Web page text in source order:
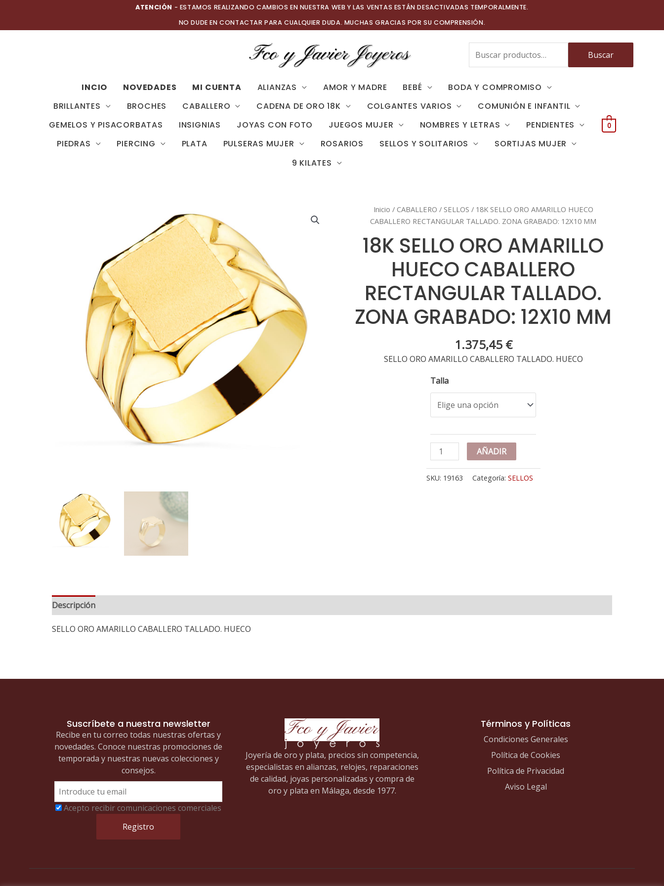
contenido
ATENCIÓN - ESTAMOS REALIZANDO CAMBIOS EN NUESTRA WEB Y LAS VENTAS ESTÁN DESACTIVADAS TEMPORALMENTE.
NO DUDE EN CONTACTAR PARA CUALQUIER DUDA. MUCHAS GRACIAS POR SU COMPRENSIÓN.
Buscar
por:
Buscar
INCIO NOVEDADES MI CUENTA ALIANZAS AMOR Y MADRE BEBÉ
BODA Y COMPROMISO
BRILLANTES
BROCHES CABALLERO CADENA DE ORO 18K COLGANTES VARIOS
COMUNIÓN E INFANTIL
GEMELOS Y PISACORBATAS
INSIGNIAS JOYAS CON FOTO JUEGOS MUJER NOMBRES Y LETRAS
PENDIENTES
PIEDRAS
PIERCING PLATA PULSERAS MUJER ROSARIOS SELLOS Y SOLITARIOS
SORTIJAS MUJER
9 KILATES
0
Inicio / CABALLERO / SELLOS / 18K SELLO ORO AMARILLO HUECO
CABALLERO RECTANGULAR TALLADO. ZONA GRABADO: 12X10 MM
18K SELLO ORO AMARILLO
HUECO CABALLERO
RECTANGULAR TALLADO.
ZONA GRABADO: 12X10 MM
1.375,45 €
SELLO ORO AMARILLO CABALLERO TALLADO. HUECO
Talla
18K
SELLO
ORO
AMARILLO
AÑADIR
SKU: 19163 Categoría: SELLOS
Descripción
SELLO ORO AMARILLO CABALLERO TALLADO. HUECO
Suscríbete a nuestra newsletter
Recibe en tu correo todas nuestras ofertas y
novedades. Conoce nuestras promociones de
temporada y nuestras nuevas colecciones y
consejos.
Acepto recibir comunicaciones comerciales
Joyería de oro y plata, precios sin competencia,
especialistas en alianzas, relojes, reparaciones
de calidad, joyas personalizadas y compra de
oro y plata en Málaga, desde 1977.
Términos y Políticas
Condiciones Generales
Política de Cookies
Política de Privacidad
Aviso Legal